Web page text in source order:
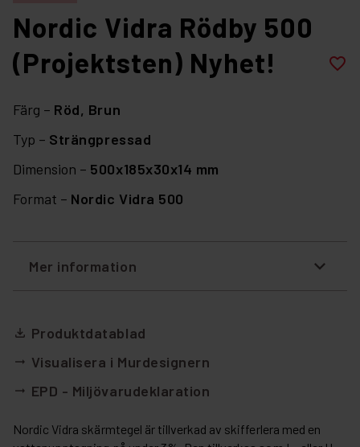
Nordic Vidra Rödby 500
(Projektsten) Nyhet!
favorite_border
Färg – Röd, Brun
Typ – Strängpressad
Dimension – 500x185x30x14 mm
Format – Nordic Vidra 500
Mer information
file_download Produktdatablad
arrow_right_alt Visualisera i Murdesignern
arrow_right_alt EPD - Miljövarudeklaration
Nordic Vidra skärmtegel är tillverkad av skifferlera med en